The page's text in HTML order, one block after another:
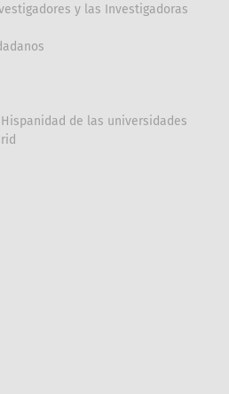
y las Investigadoras
de las universidades